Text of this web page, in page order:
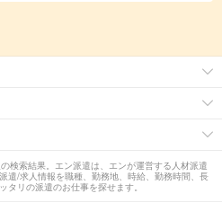
検索結果。エン派遣は、エンが運営する人材派遣
遣/求人情報を職種、勤務地、時給、勤務時間、長
リの派遣のお仕事を探せます。